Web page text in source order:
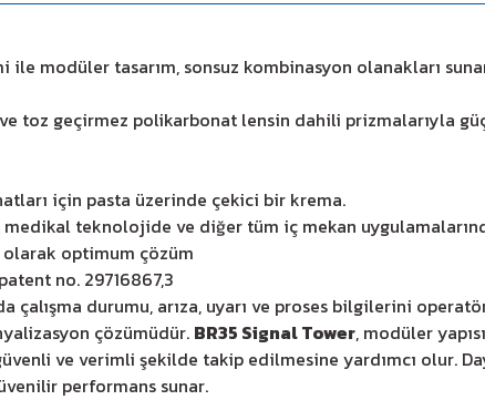
modüler tasarım, sonsuz kombinasyon olanakları
ve toz geçirmez polikarbonat lensin dahili prizmalarıyla
için pasta üzerinde çekici bir krema.
teknolojide ve diğer tüm iç mekan
optimum çözüm
no. 29716867,3
çalışma durumu, arıza, uyarı ve proses bilgilerini
çözümüdür. BR35 Signal Tower, modüler
ve verimli şekilde takip edilmesine yardımcı olur.
performans sunar.